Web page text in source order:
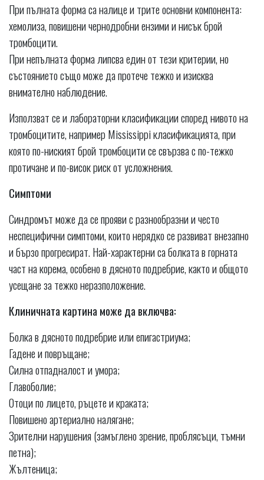
При пълната форма са налице и трите основни компонента:
хемолиза, повишени чернодробни ензими и нисък брой
тромбоцити.
При непълната форма липсва един от тези критерии, но
състоянието също може да протече тежко и изисква
внимателно наблюдение.
Използват се и лабораторни класификации според нивото на
тромбоцитите, например Mississippi класификацията, при
която по-ниският брой тромбоцити се свързва с по-тежко
протичане и по-висок риск от усложнения.
Симптоми
Синдромът може да се прояви с разнообразни и често
неспецифични симптоми, които нерядко се развиват внезапно
и бързо прогресират. Най-характерни са болката в горната
част на корема, особено в дясното подребрие, както и общото
усещане за тежко неразположение.
Клиничната картина може да включва:
Болка в дясното подребрие или епигастриума;
Гадене и повръщане;
Силна отпадналост и умора;
Главоболие;
Отоци по лицето, ръцете и краката;
Повишено артериално налягане;
Зрителни нарушения (замъглено зрение, проблясъци, тъмни
петна);
Жълтеница;